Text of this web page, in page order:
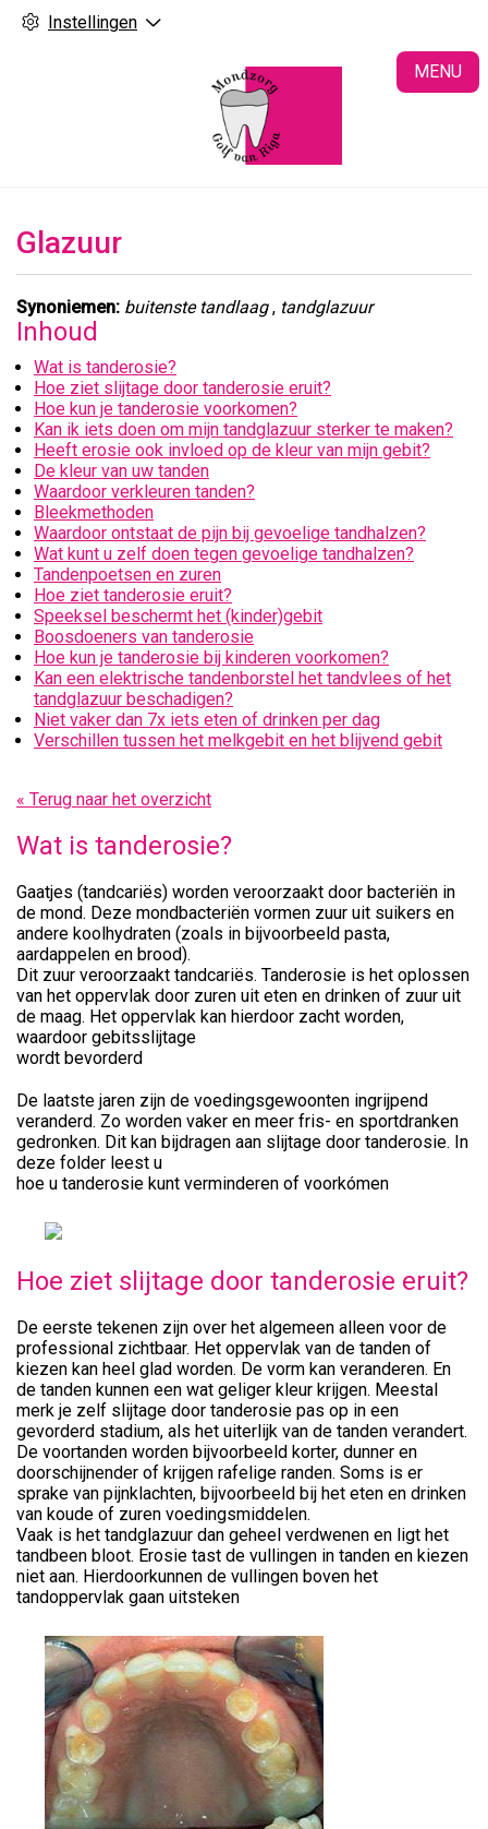
Instellingen
MENU
Glazuur
Synoniemen: buitenste tandlaag, tandglazuur
Inhoud
Wat is tanderosie?
Hoe ziet slijtage door tanderosie eruit?
Hoe kun je tanderosie voorkomen?
Kan ik iets doen om mijn tandglazuur sterker te maken?
Heeft erosie ook invloed op de kleur van mijn gebit?
De kleur van uw tanden
Waardoor verkleuren tanden?
Bleekmethoden
Waardoor ontstaat de pijn bij gevoelige tandhalzen?
Wat kunt u zelf doen tegen gevoelige tandhalzen?
Tandenpoetsen en zuren
Hoe ziet tanderosie eruit?
Speeksel beschermt het (kinder)gebit
Boosdoeners van tanderosie
Hoe kun je tanderosie bij kinderen voorkomen?
Kan een elektrische tandenborstel het tandvlees of het
tandglazuur beschadigen?
Niet vaker dan 7x iets eten of drinken per dag
Verschillen tussen het melkgebit en het blijvend gebit
« Terug naar het overzicht
Wat is tanderosie?
Gaatjes (tandcariës) worden veroorzaakt door bacteriën in
de mond. Deze mondbacteriën vormen zuur uit suikers en
andere koolhydraten (zoals in bijvoorbeeld pasta,
aardappelen en brood).
Dit zuur veroorzaakt tandcariës. Tanderosie is het oplossen
van het oppervlak door zuren uit eten en drinken of zuur uit
de maag. Het oppervlak kan hierdoor zacht worden,
waardoor gebitsslijtage
wordt bevorderd
De laatste jaren zijn de voedingsgewoonten ingrijpend
veranderd. Zo worden vaker en meer fris- en sportdranken
gedronken. Dit kan bijdragen aan slijtage door tanderosie. In
deze folder leest u
hoe u tanderosie kunt verminderen of voorkómen
Hoe ziet slijtage door tanderosie eruit?
De eerste tekenen zijn over het algemeen alleen voor de
professional zichtbaar. Het oppervlak van de tanden of
kiezen kan heel glad worden. De vorm kan veranderen. En
de tanden kunnen een wat geliger kleur krijgen. Meestal
merk je zelf slijtage door tanderosie pas op in een
gevorderd stadium, als het uiterlijk van de tanden verandert.
De voortanden worden bijvoorbeeld korter, dunner en
doorschijnender of krijgen rafelige randen. Soms is er
sprake van pijnklachten, bijvoorbeeld bij het eten en drinken
van koude of zuren voedingsmiddelen.
Vaak is het tandglazuur dan geheel verdwenen en ligt het
tandbeen bloot. Erosie tast de vullingen in tanden en kiezen
niet aan. Hierdoorkunnen de vullingen boven het
tandoppervlak gaan uitsteken